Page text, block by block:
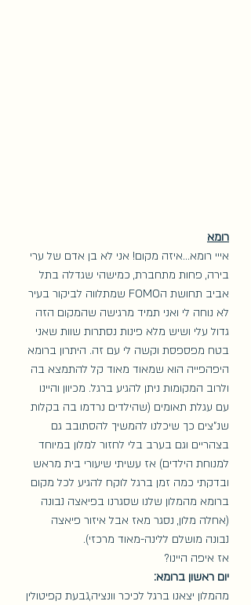
רומא
אייי רומא...איזה מקום! אני לא בן אדם של ערי
בירה, פחות מתחברת, כמישהי שגדלה בתל
אביב תחושת הFOMO שמתלווה לביקור בעיר
לא נוחה לי ואני תמיד מרגישה שהמקום הזה
גדול עלי ושיש מלא פינות נסתרות שוות שאני
בטח מפספסת וקשה לי עם זה. היתרון ברומא
היפהפייה הוא שמאוד מאוד קל להתמצא בה
ולרוב המקומות ניתן להגיע ברגל. מכיוון והיינו
עם עגלת תאומים (שהילדים נרדמו בה בקלות
שנ"צים כך שיכלנו להמשיך להסתובב גם
בצהריים וגם בערב בלי לחזור למלון במיוחד
למנוחת הילדים) אז עשיתי שיעורי בית מראש
ובדקתי כמה זמן ברגל לוקח להגיע לכל מקום
ברומא מהמלון שלנו שסגרנו בפיאצה נבונה
(אחלה מלון, נסגר מאז אבל איזור פיאצה
נבונה מושלם ללינה-מאוד מרכזי).
אז איפה היינו?
יום ראשון ברומא:
מהמלון יצאנו ברגל לכיכר וונציה,גבעת קפיטולין